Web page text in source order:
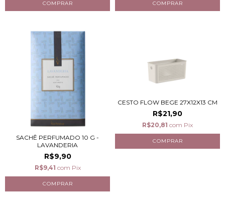
SACHÊ PERFUMADO 10 G -
LAVANDERIA
R$9,90
R$9,41 com Pix
CESTO FLOW BEGE 27X12X13 CM
R$21,90
R$20,81 com Pix